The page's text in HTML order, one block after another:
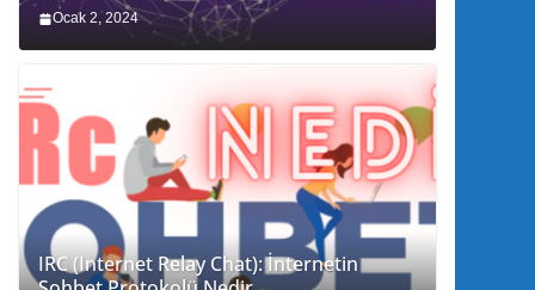
Ocak 2, 2024
IRC (Internet Relay Chat): İnternetin